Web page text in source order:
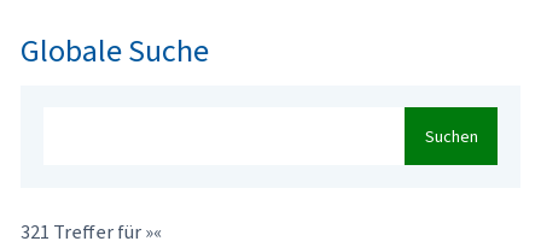
Globale Suche
Suchen
321 Treffer für »«